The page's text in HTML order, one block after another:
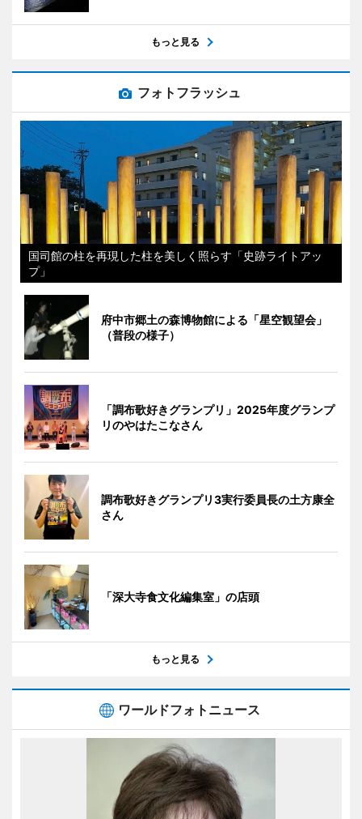
もっと見る
フォトフラッシュ
国司館の柱を再現した柱を美しく照らす「史跡ライトアッ
プ」
府中市郷土の森博物館による「星空観望会」
（普段の様子）
「調布歌好きグランプリ」2025年度グランプ
リのやはたこなさん
調布歌好きグランプリ3実行委員長の土方康全
さん
「深大寺食文化編集室」の店頭
もっと見る
ワールドフォトニュース